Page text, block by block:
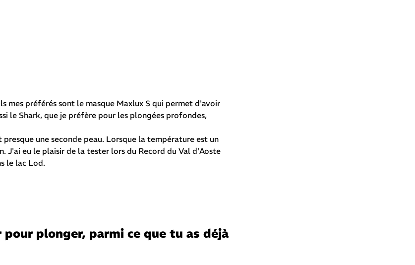
mes préférés sont le masque Maxlux S qui permet d'avoir
le Shark, que je préfère pour les plongées profondes,
une seconde peau. Lorsque la température est un
J'ai eu le plaisir de la tester lors du Record du Val d'Aoste
le lac Lod.
plonger, parmi ce que tu as déjà